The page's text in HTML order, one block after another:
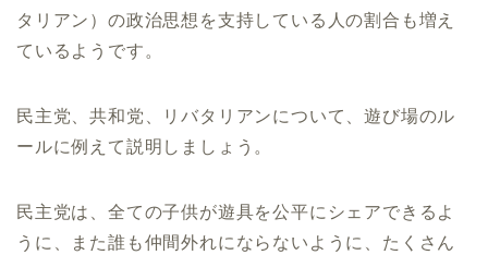
タリアン）の政治思想を支持している人の割合も増え
ているようです。
民主党、共和党、リバタリアンについて、遊び場のル
ールに例えて説明しましょう。
民主党は、全ての子供が遊具を公平にシェアできるよ
うに、また誰も仲間外れにならないように、たくさん